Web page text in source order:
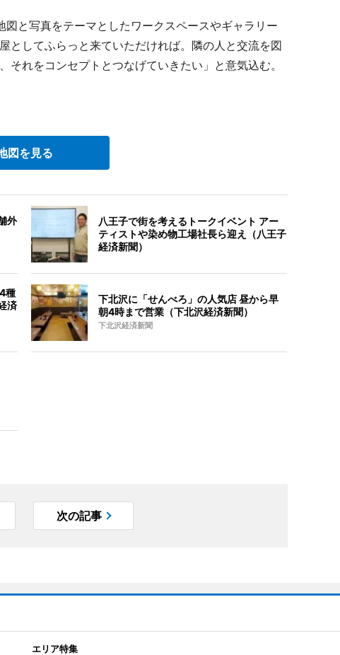
と写真をテーマとしたワークスペースやギャラリー
としてふらっと来ていただければ。隣の人と交流を図
れをコンセプトとつなげていきたい」と意気込む。
図を見る
外
八王子で街を考えるトークイベント アー
ティストや染め物工場社長ら迎え（八王子
経済新聞）
種
済
下北沢に「せんべろ」の人気店 昼から早
朝4時まで営業（下北沢経済新聞）
下北沢経済新聞
次の記事
エリア特集